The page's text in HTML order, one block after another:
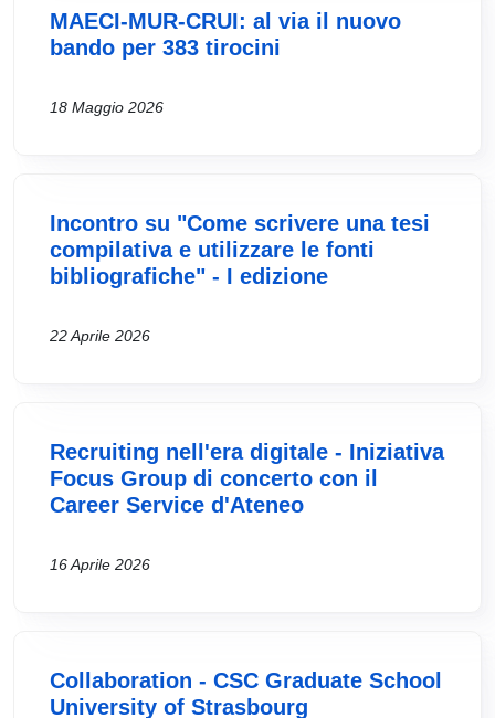
MAECI-MUR-CRUI: al via il nuovo
bando per 383 tirocini
18 Maggio 2026
Incontro su "Come scrivere una tesi
compilativa e utilizzare le fonti
bibliografiche" - I edizione
22 Aprile 2026
Recruiting nell'era digitale - Iniziativa
Focus Group di concerto con il
Career Service d'Ateneo
16 Aprile 2026
Collaboration - CSC Graduate School
University of Strasbourg